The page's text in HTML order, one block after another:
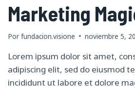
Marketing
Por fundacion.visione noviembre 5,
Lorem ipsum dolor sit amet,
adipiscing elit, sed do eiusmod
incididunt ut labore et dolore